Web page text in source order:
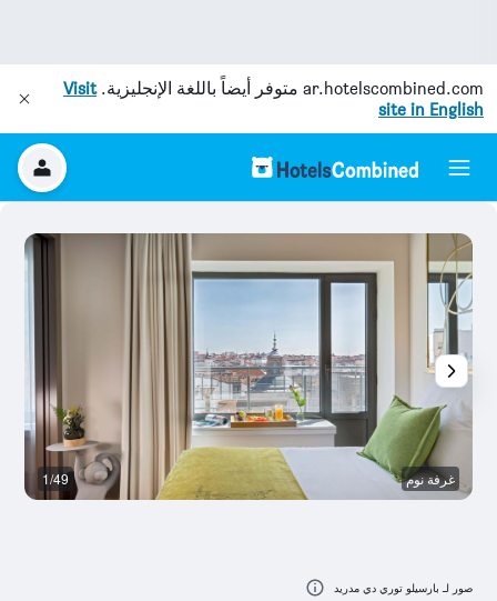
ar.hotelscombined.com متوفر أيضاً باللغة الإنجليزية.Visit
site in English
غرفة نوم 1/49
صور لـ بارسيلو توري دي مدريد